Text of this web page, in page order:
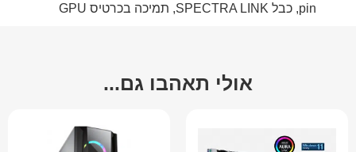
pin, כבל SPECTRA LINK, תמיכה בכרטיס GPU
אולי תאהבו גם...